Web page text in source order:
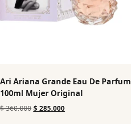
Ari Ariana Grande Eau De Parfum
100ml Mujer Original
$360.000 $ 285.000